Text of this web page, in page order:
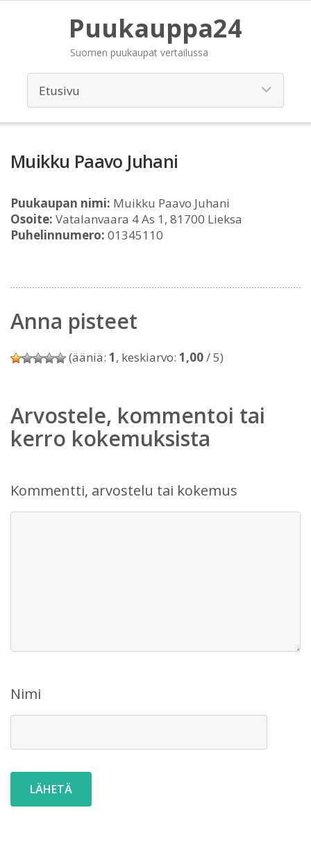
Puukauppa24
Suomen puukaupat vertailussa
Muikku Paavo Juhani
Puukaupan nimi: Muikku Paavo Juhani
Osoite: Vatalanvaara 4 As 1, 81700 Lieksa
Puhelinnumero: 01345110
Anna pisteet
(ääniä: 1, keskiarvo: 1,00/ 5)
Arvostele, kommentoi tai
kerro kokemuksista
Kommentti, arvostelu tai kokemus
Nimi